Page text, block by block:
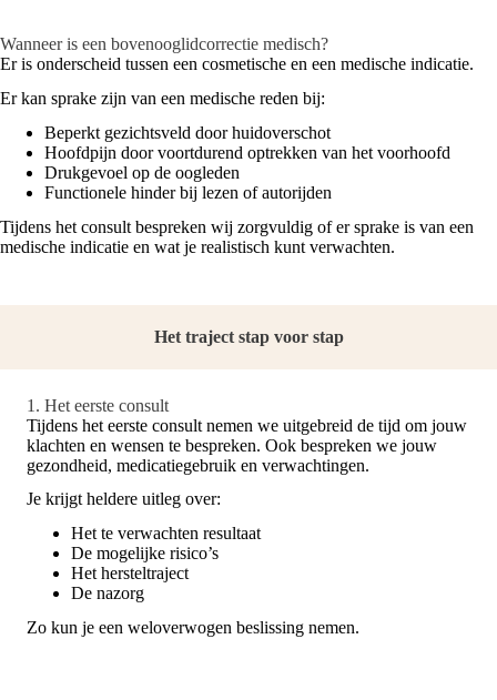
Wanneer is een bovenooglidcorrectie medisch?
Er is onderscheid tussen een cosmetische en een medische indicatie.
Er kan sprake zijn van een medische reden bij:
Beperkt gezichtsveld door huidoverschot
Hoofdpijn door voortdurend optrekken van het voorhoofd
Drukgevoel op de oogleden
Functionele hinder bij lezen of autorijden
Tijdens het consult bespreken wij zorgvuldig of er sprake is van een
medische indicatie en wat je realistisch kunt verwachten.
Het traject stap voor stap
1. Het eerste consult
Tijdens het eerste consult nemen we uitgebreid de tijd om jouw
klachten en wensen te bespreken. Ook bespreken we jouw
gezondheid, medicatiegebruik en verwachtingen.
Je krijgt heldere uitleg over:
Het te verwachten resultaat
De mogelijke risico’s
Het hersteltraject
De nazorg
Zo kun je een weloverwogen beslissing nemen.